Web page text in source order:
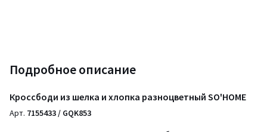
Подробное описание
Кроссбоди из шелка и хлопка разноцветный SO'HOME
Арт. 7155433 / GQK853